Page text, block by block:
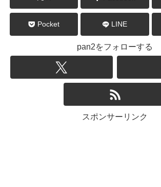
Pocket LINE
pan2をフォローする
スポンサーリンク